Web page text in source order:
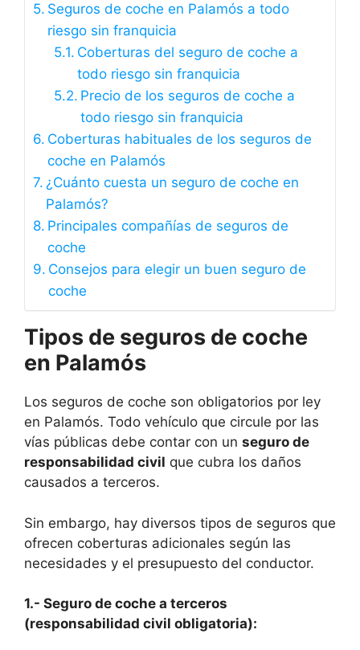
Seguros de coche en Palamós a todo
riesgo sin franquicia
Coberturas del seguro de coche a
todo riesgo sin franquicia
Precio de los seguros de coche a
todo riesgo sin franquicia
Coberturas habituales de los seguros de
coche en Palamós
¿Cuánto cuesta un seguro de coche en
Palamós?
Principales compañías de seguros de
coche
Consejos para elegir un buen seguro de
coche
Tipos de seguros de coche
en Palamós
Los seguros de coche son obligatorios por ley
en Palamós. Todo vehículo que circule por las
vías públicas debe contar con un seguro de
responsabilidad civil que cubra los daños
causados a terceros.
Sin embargo, hay diversos tipos de seguros que
ofrecen coberturas adicionales según las
necesidades y el presupuesto del conductor.
1.- Seguro de coche a terceros
(responsabilidad civil obligatoria):